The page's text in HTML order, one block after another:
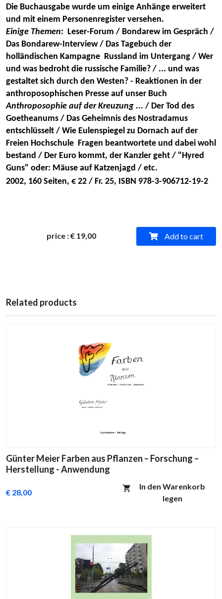
Die Buchausgabe wurde um einige Anhänge erweitert
und mit einem Personenregister versehen.
Einige Themen: Leser-Forum / Bondarew im Gespräch /
Das Bondarew-Interview / Das Tagebuch der
holländischen Kampagne Russland im Untergang / Wer
und was bedroht die russische Familie? / ... und was
gestaltet sich durch den Westen? - Reaktionen in der
anthroposophischen Presse auf unser Buch
Anthroposophie auf der Kreuzung ... / Der Tod des
Goetheanums / Das Geheimnis des Nostradamus
entschlüsselt / Wie Eulenspiegel zu Dornach auf der
Freien Hochschule Fragen beantwortete und dabei wohl
bestand / Der Euro kommt, der Kanzler geht / "Hyred
Guns" oder: Mäuse auf Katzenjagd / etc.
2002, 160 Seiten, € 22 / Fr. 25, ISBN 978-3-906712-19-2
price:€ 19,00 Add to cart
Related products
Günter Meier Farben aus Pflanzen – Forschung –
Herstellung - Anwendung
€ 28,00
In den Warenkorb
legen